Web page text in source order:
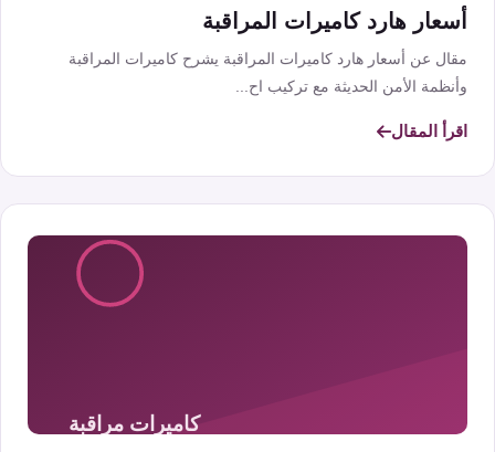
أسعار هارد كاميرات المراقبة
مقال عن أسعار هارد كاميرات المراقبة يشرح كاميرات المراقبة
وأنظمة الأمن الحديثة مع تركيب اح...
اقرأ المقال